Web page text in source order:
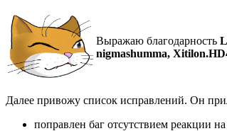
Выражаю благодарность
nigmashumma,
Далее привожу список исправлений. Он
поправлен баг отсутствием реакции